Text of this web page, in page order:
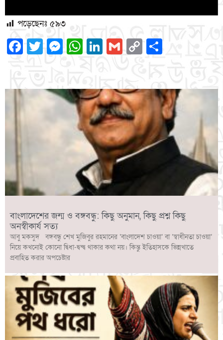
পড়েছেনঃ ৫৯৩
Facebook
TwitterMessenger
WhatsApp
LinkedIn
Gmail
Copy
বাংলাদেশের জন্ম ও বঙ্গবন্ধু: কিছু অনুমান, কিছু প্রশ্ন কিছু
অনস্বীকার্য সত্য
আবু মকসুদ বঙ্গবন্ধু শেখ মুজিবুর রহমানের ‘বাংলাদেশ চাওয়া’ বা ‘স্বাধীনতা চাওয়া’
নিয়ে কখনোই কোনো দ্বিধা-দ্বন্দ্ব থাকার কথা নয়। কিন্তু ইতিহাসকে ভিন্নখাতে
প্রবাহিত করার অপচেষ্টার